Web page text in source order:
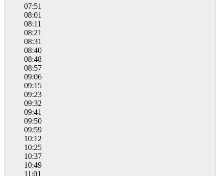
07:51
08:01
08:11
08:21
08:31
08:40
08:48
08:57
09:06
09:15
09:23
09:32
09:41
09:50
09:59
10:12
10:25
10:37
10:49
11:01